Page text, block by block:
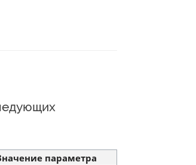
параметра